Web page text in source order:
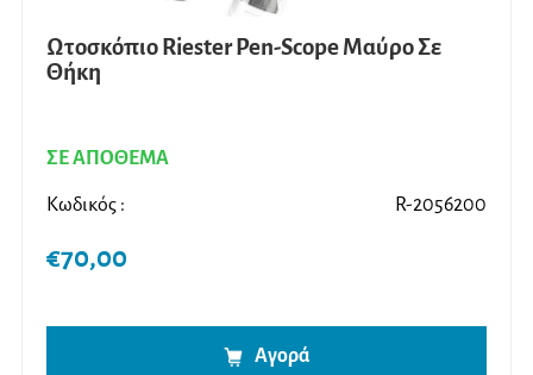
Ωτοσκόπιο Riester Pen-Scope Μαύρο Σε
Θήκη
ΣΕ ΑΠΟΘΕΜΑ
Κωδικός : R-2056200
€70,00
Αγορά